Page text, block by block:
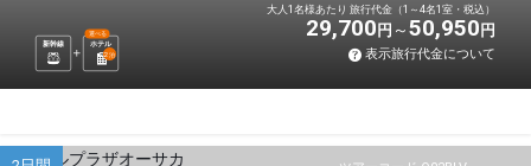
新幹線 ホテル
選べる
2泊
大人1名様あたり 旅行代金（1～4名1室・税込）
29,700 円 50,950 円
表示旅行代金について